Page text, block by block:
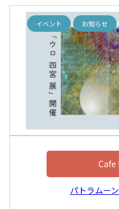
イベント お知らせ
パトラムー